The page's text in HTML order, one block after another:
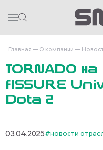
Главная О компании
TORNADO
FISSURE
Dota 2
03.04.2025#новости